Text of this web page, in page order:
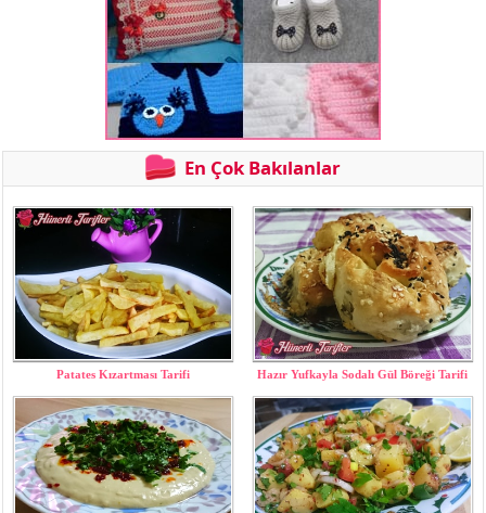
En Çok Bakılanlar
Patates Kızartması Tarifi Hazır Yufkayla Sodalı Gül Böreği Tarifi